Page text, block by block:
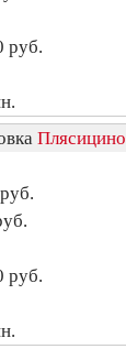
руб.
Плясицино
руб.